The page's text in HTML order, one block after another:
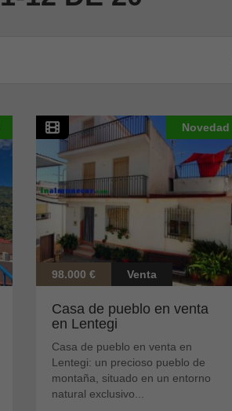
Novedad
98.000 € Venta
Casa de pueblo en venta
en Lentegi
Casa de pueblo en venta en
Lentegi: un precioso pueblo de
montaña, situado en un entorno
natural exclusivo...